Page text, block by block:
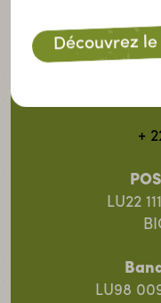
+
+
LU22
LU98
Découvrez